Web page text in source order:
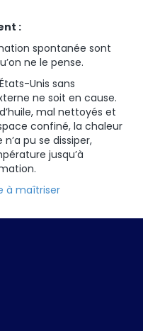
:
spontanée sont
ne le pense.
Unis sans
ne soit en cause.
mal nettoyés et
confiné, la chaleur
pu se dissiper,
jusqu’à
à maîtriser